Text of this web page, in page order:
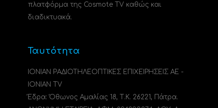
πλατφόρμα της Cosmote TV καθώς και
διαδικτυακά.
Ταυτότητα
ΙΟΝΙΑΝ ΡΑΔΙΟΤΗΛΕΟΠΤΙΚΕΣ ΕΠΙΧΕΙΡΗΣΕΙΣ ΑΕ -
IONIAN TV
Έδρα: Όθωνος Αμαλίας 18, Τ.Κ. 26221, Πάτρα.